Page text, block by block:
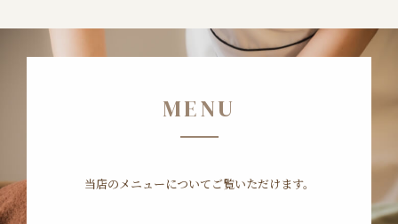
MENU
当店のメニューについてご覧いただけます。